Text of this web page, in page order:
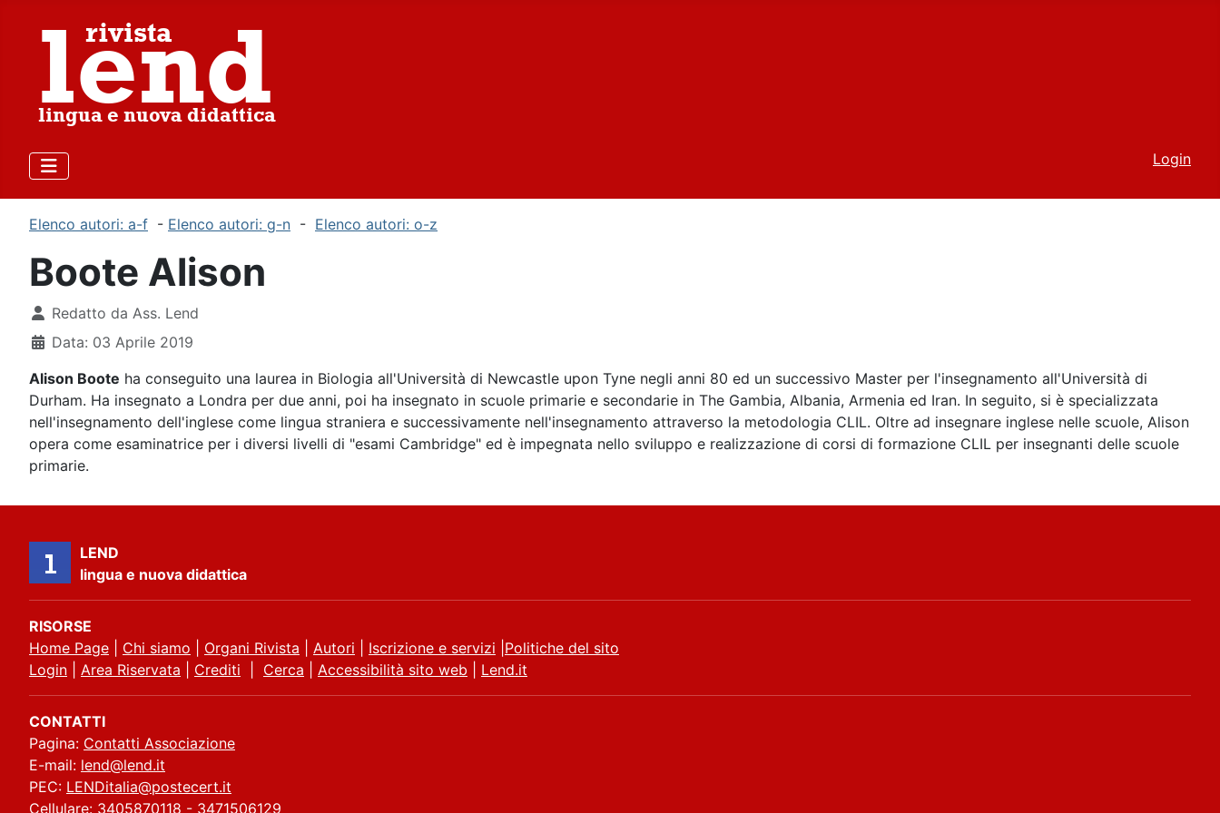
Login
Elenco autori: a-f - Elenco autori: g-n - Elenco autori: o-z
Boote Alison
Dettagli
Redatto da Ass. Lend
Data: 03 Aprile 2019
Alison Boote ha conseguito una laurea in Biologia all'Università di Newcastle upon Tyne negli anni 80 ed un successivo Master per l'insegnamento all'Università di
Durham. Ha insegnato a Londra per due anni, poi ha insegnato in scuole primarie e secondarie in The Gambia, Albania, Armenia ed Iran. In seguito, si è specializzata
nell'insegnamento dell'inglese come lingua straniera e successivamente nell'insegnamento attraverso la metodologia CLIL. Oltre ad insegnare inglese nelle scuole, Alison
opera come esaminatrice per i diversi livelli di "esami Cambridge" ed è impegnata nello sviluppo e realizzazione di corsi di formazione CLIL per insegnanti delle scuole
primarie.
LEND
lingua e nuova didattica
RISORSE
Home Page
Chi siamo Organi Rivista Autori Iscrizione e servizi Politiche del sito
Login
Area Riservata Crediti Cerca Accessibilità sito web Lend.it
CONTATTI
Pagina: Contatti Associazione
E-mail: lend@lend.it
PEC: LENDitalia@postecert.it
Cellulare: 3405870118 - 3471506129